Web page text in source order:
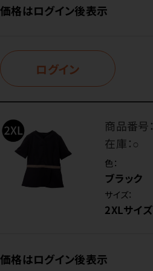
価格はログイン後表示
ログイン
商品番号：
在庫：○
色：
ブラック
サイズ：
2XLサイズ
価格はログイン後表示